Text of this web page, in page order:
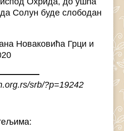
Солун буде слободан
Новаковића Грци и
srb/?p=19242